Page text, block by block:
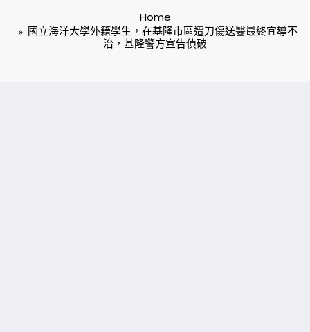
Home
國立海洋大學外籍學生，在基隆市區遭刀傷送醫最終宜導不
治，基隆警方宣告偵破